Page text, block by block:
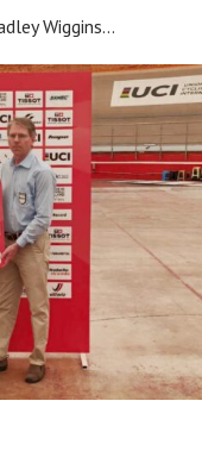
Wiggins...